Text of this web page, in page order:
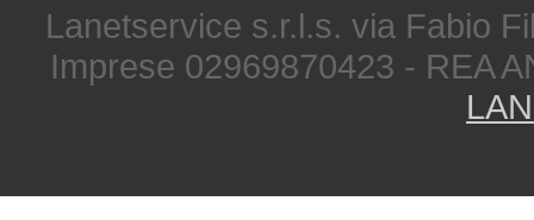
Lanetservice s.r.l.s. via Fabio
Imprese 02969870423 - REA